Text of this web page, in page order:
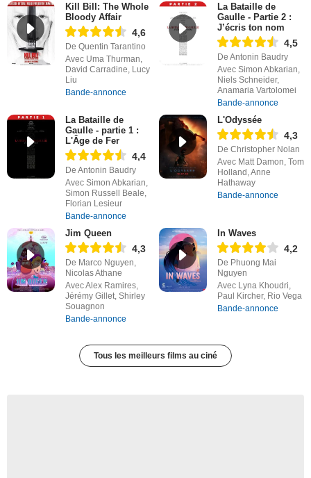
Kill Bill: The Whole
Bloody Affair
4,6
De Quentin Tarantino
Avec Uma Thurman,
David Carradine, Lucy
Liu
Bande-annonce
La Bataille de
Gaulle - Partie 2 :
J’écris ton nom
4,5
De Antonin Baudry
Avec Simon Abkarian,
Niels Schneider,
Anamaria Vartolomei
Bande-annonce
La Bataille de
Gaulle - partie 1 :
L'Âge de Fer
4,4
De Antonin Baudry
Avec Simon Abkarian,
Simon Russell Beale,
Florian Lesieur
Bande-annonce
L'Odyssée
4,3
De Christopher Nolan
Avec Matt Damon, Tom
Holland, Anne
Hathaway
Bande-annonce
Jim Queen
4,3
De Marco Nguyen,
Nicolas Athane
Avec Alex Ramires,
Jérémy Gillet, Shirley
Souagnon
Bande-annonce
In Waves
4,2
De Phuong Mai
Nguyen
Avec Lyna Khoudri,
Paul Kircher, Rio Vega
Bande-annonce
Tous les meilleurs films au ciné